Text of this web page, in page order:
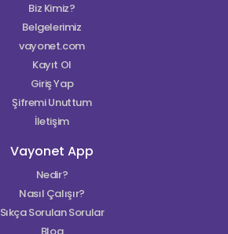
Biz Kimiz?
Belgelerimiz
vayonet.com
Kayıt Ol
Giriş Yap
Şifremi Unuttum
İletişim
Vayonet App
Nedir?
Nasıl Çalışır?
Sıkça Sorulan Sorular